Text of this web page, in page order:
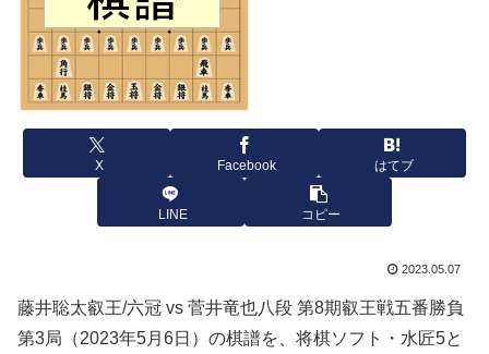
X Facebook はてブ
LINE コピー
2023.05.07
藤井聡太叡王/六冠 vs 菅井竜也八段 第8期叡王戦五番勝負
第3局（2023年5月6日）の棋譜を、将棋ソフト・水匠5と